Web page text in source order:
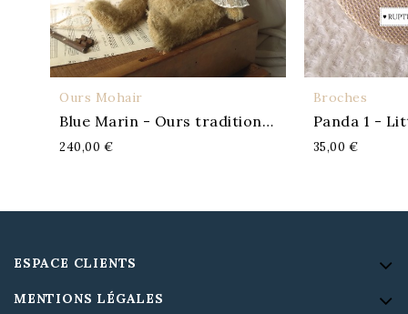
APERÇU
Ours Mohair
Blue Marin - Ours traditionnel
240,00 €
Broches
Panda 1 -
35,00 €
ESPACE CLIENTS
MENTIONS LÉGALES